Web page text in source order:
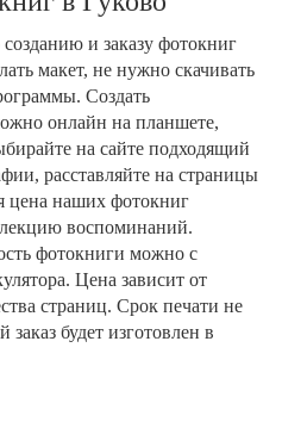
и заказу фотокниг
макет, не нужно скачивать
Создать
онлайн на планшете,
на сайте подходящий
расставляйте на страницы
цена наших фотокниг
воспоминаний.
фотокниги можно с
Цена зависит от
страниц. Срок печати не
будет изготовлен в